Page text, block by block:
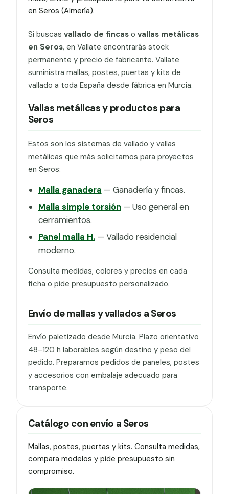
en Seros (Almería).
Si buscas vallado de fincaso vallas metálicas
en Seros, en Vallate encontrarás stock
permanente y precio de fabricante. Vallate
suministra mallas, postes, puertas y kits de
vallado a toda España desde fábrica en Murcia.
Vallas metálicas y productos para
Seros
Estos son los sistemas de vallado y vallas
metálicas que más solicitamos para proyectos
en Seros:
Malla ganadera — Ganadería y fincas.
Malla simple torsión— Uso general en
cerramientos.
Panel malla H.— Vallado residencial
moderno.
Consulta medidas, colores y precios en cada
ficha o pide presupuesto personalizado.
Envío de mallas y vallados a Seros
Envío paletizado desde Murcia. Plazo orientativo
48–120 h laborables según destino y peso del
pedido. Preparamos pedidos de paneles, postes
y accesorios con embalaje adecuado para
transporte.
Catálogo con envío a Seros
Mallas, postes, puertas y kits. Consulta medidas,
compara modelos y pide presupuesto sin
compromiso.